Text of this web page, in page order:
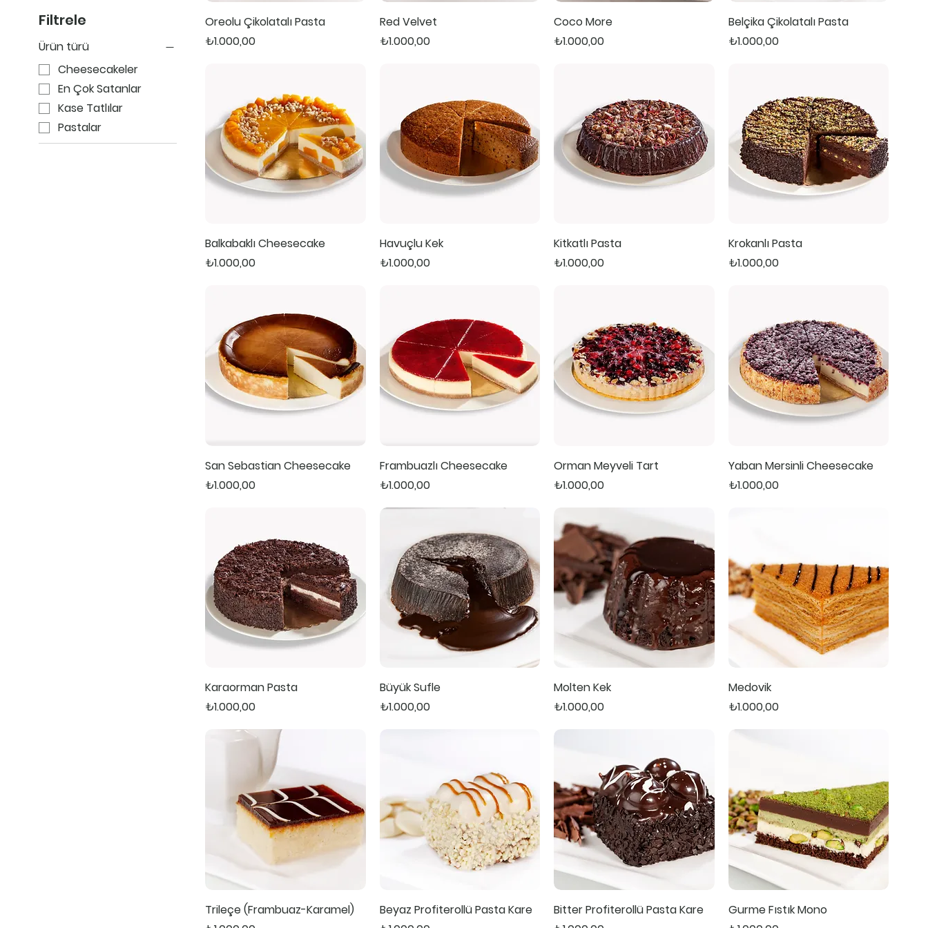
Filtrele
Ürün türü
Cheesecakeler
En Çok Satanlar
Kase Tatlılar
Pastalar
Oreolu Çikolatalı Pasta
Fiyat
₺1.000,00
Red Velvet
Fiyat
₺1.000,00
Coco More
Fiyat
₺1.000,00
Belçika Çikolatalı Pasta
Fiyat
₺1.000,00
Balkabaklı Cheesecake
Fiyat
₺1.000,00
Havuçlu Kek
Fiyat
₺1.000,00
Kitkatlı Pasta
Fiyat
₺1.000,00
Krokanlı Pasta
Fiyat
₺1.000,00
San Sebastian Cheesecake
Fiyat
₺1.000,00
Frambuazlı Cheesecake
Fiyat
₺1.000,00
Orman Meyveli Tart
Fiyat
₺1.000,00
Yaban Mersinli Cheesecake
Fiyat
₺1.000,00
Karaorman Pasta
Fiyat
₺1.000,00
Büyük Sufle
Fiyat
₺1.000,00
Molten Kek
Fiyat
₺1.000,00
Medovik
Fiyat
₺1.000,00
Trileçe (Frambuaz-Karamel)
Beyaz Profiterollü Pasta Kare
Bitter Profiterollü Pasta Kare
Gurme Fıstık Mono